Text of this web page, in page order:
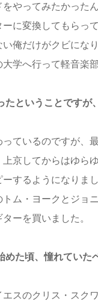
やってみたかった
に変換してもらっ
俺だけがクビにな
学へ行って軽音楽
ということですが
ているのですが、
京してからはゆら
するようになりま
ム・ヨークとジョ
ーを買いました。
た頃、憧れていた
スのクリス・スク